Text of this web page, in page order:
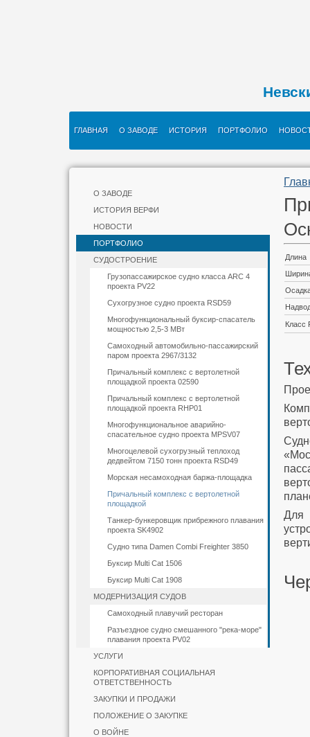
ГЛАВНАЯ О ЗАВОДЕ ИСТОРИЯ ПОРТФОЛИО
О ЗАВОДЕ
ИСТОРИЯ ВЕРФИ
НОВОСТИ
ПОРТФОЛИО
СУДОСТРОЕНИЕ
Грузопассажирское судно класса ARC 4
проекта PV22
Сухогрузное судно проекта RSD59
Многофункциональный буксир-спасатель
мощностью 2,5-3 МВт
Самоходный автомобильно-пассажирский
паром проекта 2967/3132
Причальный комплекс с вертолетной
площадкой проекта 02590
Причальный комплекс с вертолетной
площадкой проекта RHP01
Многофункциональное аварийно-
спасательное судно проекта MPSV07
Многоцелевой сухогрузный теплоход
дедвейтом 7150 тонн проекта RSD49
Морская несамоходная баржа-площадка
Причальный комплекс с вертолетной
площадкой
Танкер-бункеровщик прибрежного плавания
проекта SK4902
Судно типа Damen Combi Freighter 3850
Буксир Multi Cat 1506
Буксир Multi Cat 1908
МОДЕРНИЗАЦИЯ СУДОВ
Самоходный плавучий ресторан
Разъездное судно смешанного "река-море"
плавания проекта PV02
УСЛУГИ
КОРПОРАТИВНАЯ СОЦИАЛЬНАЯ
ОТВЕТСТВЕННОСТЬ
ЗАКУПКИ И ПРОДАЖИ
ПОЛОЖЕНИЕ О ЗАКУПКЕ
О ВОЙНЕ
Длина
Класс
Для